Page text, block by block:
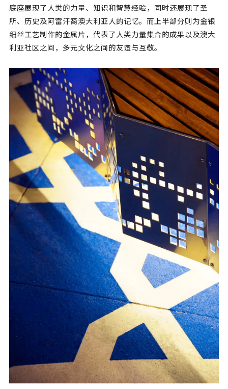
底座展现了人类的力量、知识和智慧经验，同时还展现了圣
所、历史及阿富汗裔澳大利亚人的记忆。而上半部分则为金银
细丝工艺制作的金属片，代表了人类力量集合的成果以及澳大
利亚社区之间，多元文化之间的友谊与互敬。